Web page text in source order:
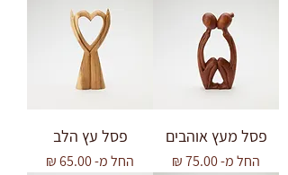
פסל מעץ אוהבים
החל מ-
מחיר מבצע
פסל עץ הלב
החל מ-
מחיר מבצע